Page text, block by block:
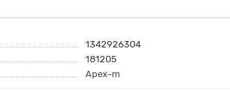
1342926304
181205
Apex-m